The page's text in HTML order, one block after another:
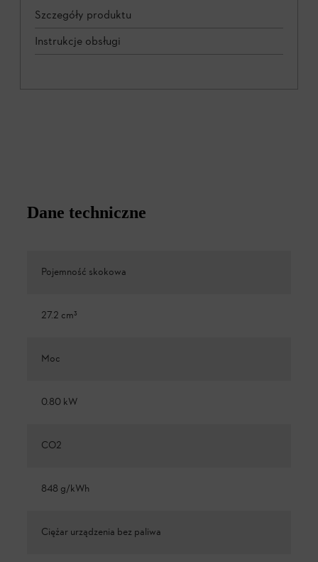
Szczegóły produktu
Instrukcje obsługi
Dane techniczne
Pojemność skokowa
27.2 cm³
Moc
0.80 kW
CO2
848 g/kWh
Ciężar urządzenia bez paliwa